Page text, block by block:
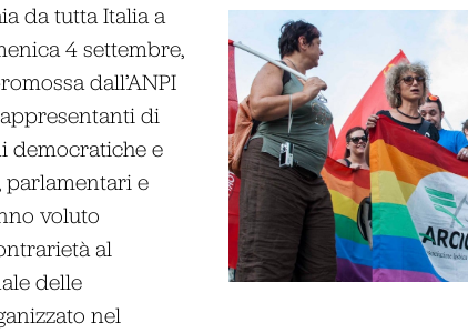
da tutta Italia a
4 settembre,
dall’ANPI
di
democratiche e
e
voluto
al
delle
nel